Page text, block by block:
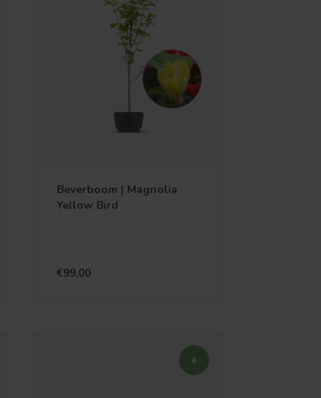
Beverboom | Magnolia
Yellow Bird
€99,00